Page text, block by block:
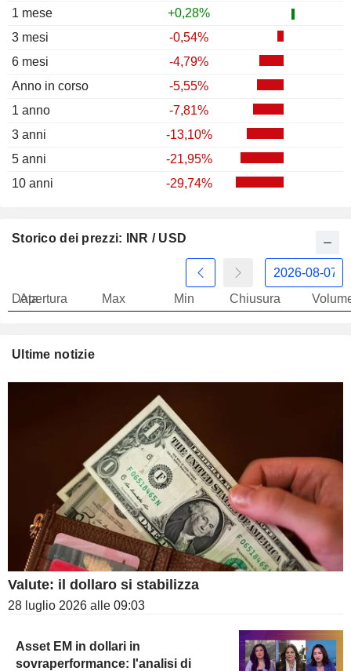
1 mese
+0,28%
3 mesi
-0,54%
6 mesi
-4,79%
Anno in corso
-5,55%
1 anno
-7,81%
3 anni
-13,10%
5 anni
-21,95%
10 anni
-29,74%
Storico dei prezzi: INR / USD
Data
Apertura Max Min Chiusura
Ultime notizie
Valute: il dollaro si stabilizza
28 luglio 2026 alle 09:03
Asset EM in dollari in
sovraperformance: l'analisi di